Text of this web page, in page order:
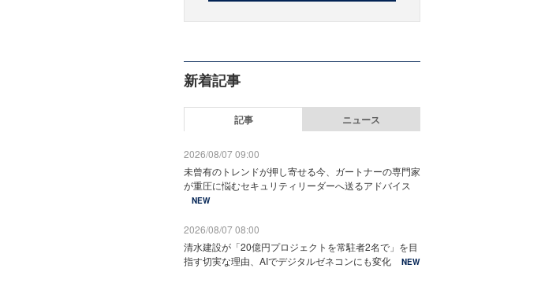
新着記事
記事 ニュース
2026/08/07 09:00
未曾有のトレンドが押し寄せる今、ガートナーの専門家
が重圧に悩むセキュリティリーダーへ送るアドバイス
NEW
2026/08/07 08:00
清水建設が「20億円プロジェクトを常駐者2名で」を目
指す切実な理由、AIでデジタルゼネコンにも変化
NEW